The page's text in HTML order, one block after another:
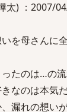
太) ：2007/
を母さんに
たのは…の流
なのは本気
漏れの想い